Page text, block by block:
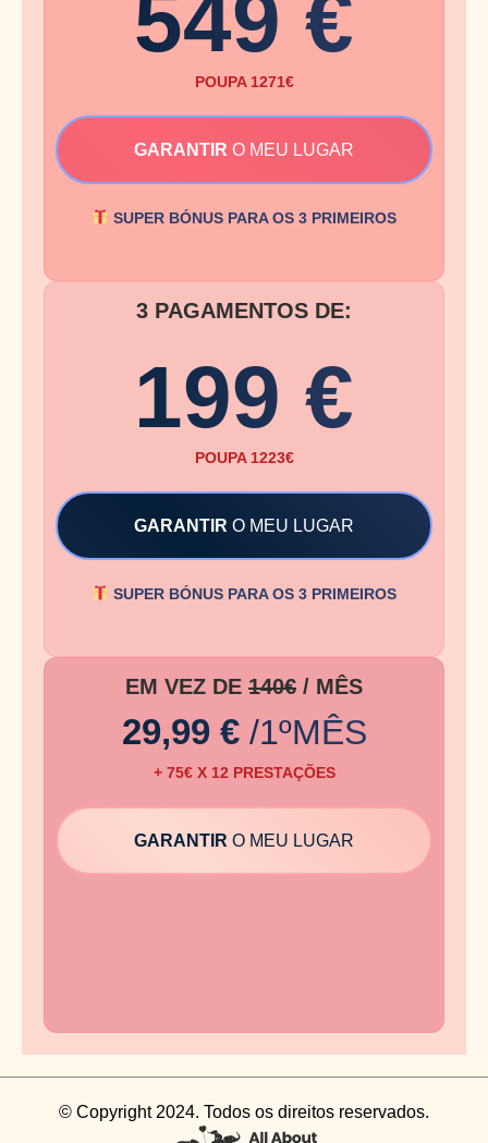
549 €
POUPA 1271€
GARANTIR O MEU LUGAR
SUPER BÓNUS PARA OS 3 PRIMEIROS
3 PAGAMENTOS DE:
199 €
POUPA 1223€
GARANTIR O MEU LUGAR
SUPER BÓNUS PARA OS 3 PRIMEIROS
EM VEZ DE 140€ / MÊS
29,99 €/1ºMÊS
+ 75€ X 12 PRESTAÇÕES
GARANTIR O MEU LUGAR
© Copyright 2024. Todos os direitos reservados.